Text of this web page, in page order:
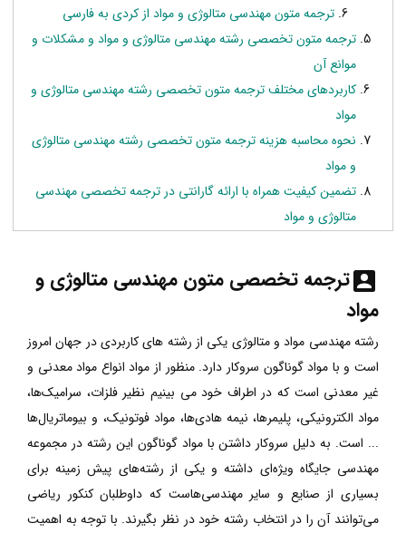
ترجمه متون مهندسی متالوژی و مواد از کردی به فارسی
ترجمه متون تخصصی رشته مهندسی متالوژی و مواد و مشکلات و
موانع آن
کاربردهای مختلف ترجمه متون تخصصی رشته مهندسی متالوژی و
مواد
نحوه محاسبه هزینه ترجمه متون تخصصی رشته مهندسی متالوژی
و مواد
تضمین کیفیت همراه با ارائه گارانتی در ترجمه تخصصی مهندسی
متالوژی و مواد
ترجمه تخصصی متون مهندسی متالوژی و
مواد
رشته مهندسی مواد و متالوژی یکی از رشته های کاربردی در جهان امروز
است و با مواد گوناگون سروکار دارد. منظور از مواد انواع مواد معدنی و
غیر معدنی است که در اطراف خود می بینیم نظیر فلزات، سرامیک‌ها،
مواد الکترونیکی، پلیمرها، نیمه هادی‌ها، مواد فوتونیک، و بیوماتریال‌ها
... است. به دلیل سروکار داشتن با مواد گوناگون این رشته در مجموعه
مهندسی جایگاه ویژه‌ای داشته و یکی از رشته‌های پیش زمینه برای
بسیاری از صنایع و سایر مهندسی‌هاست که داوطلبان کنکور ریاضی
می‌توانند آن را در انتخاب رشته خود در نظر بگیرند. با توجه به اهمیت